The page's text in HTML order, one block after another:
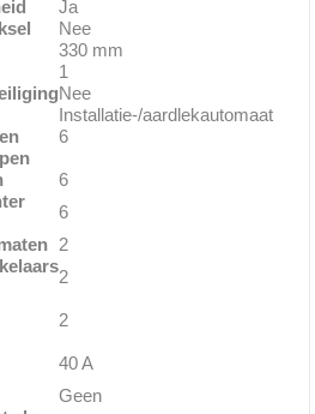
Ja
Nee
330 mm
1
Nee
Installatie-/aardlekautomaat
6
6
6
2
2
2
40 A
Geen